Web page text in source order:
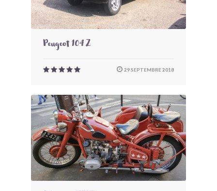
Peugeot 104 Z
29 SEPTEMBRE 2018